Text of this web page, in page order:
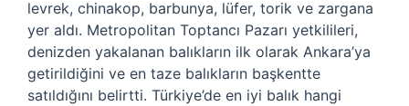
levrek, chinakop, barbunya, lüfer, torik ve zargana
yer aldı. Metropolitan Toptancı Pazarı yetkilileri,
denizden yakalanan balıkların ilk olarak Ankara’ya
getirildiğini ve en taze balıkların başkentte
satıldığını belirtti. Türkiye’de en iyi balık hangi